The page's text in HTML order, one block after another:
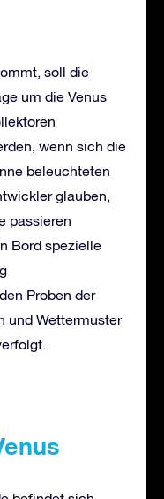
soll die
um die Venus
wenn sich die
beleuchteten
glauben,
passieren
Bord spezielle
Proben der
und Wettermuster